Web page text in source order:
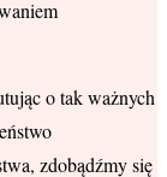
o tak ważnych
zdobądźmy się